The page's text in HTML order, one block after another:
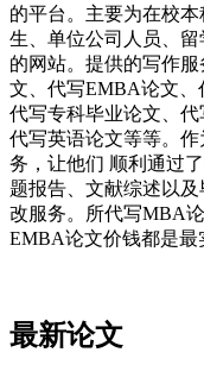
的平台。主要为在校
生、单位公司人员、
的网站。提供的写作
文、代写EMBA论文、
代写专科毕业论文、代
代写英语论文等等。
务，让他们 顺利通过
题报告、文献综述以
改服务。所代写MBA
EMBA论文价钱都是最
最新论文